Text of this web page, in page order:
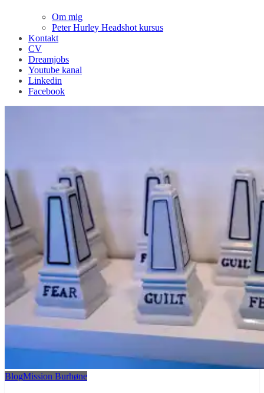
Om mig
Peter Hurley Headshot kursus
Kontakt
CV
Dreamjobs
Youtube kanal
Linkedin
Facebook
BlogMission Burhøne